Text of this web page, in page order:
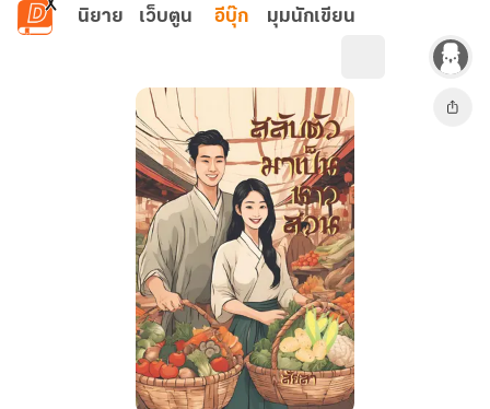
ข้ามไปยังเนื้อหาหลัก
นิยาย เว็บตูน อีบุ๊ก มุมนักเขียน